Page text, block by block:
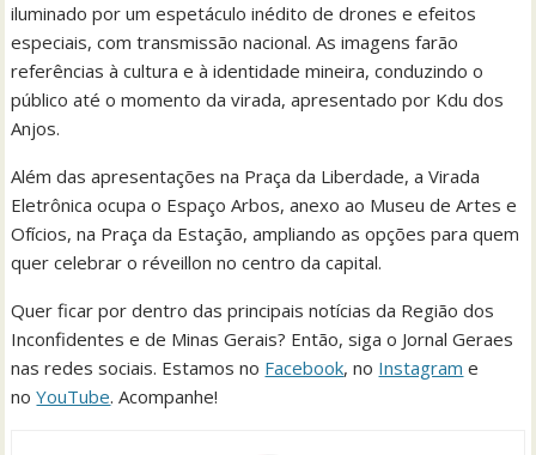
iluminado por um espetáculo inédito de drones e efeitos
especiais, com transmissão nacional. As imagens farão
referências à cultura e à identidade mineira, conduzindo o
público até o momento da virada, apresentado por Kdu dos
Anjos.
Além das apresentações na Praça da Liberdade, a Virada
Eletrônica ocupa o Espaço Arbos, anexo ao Museu de Artes e
Ofícios, na Praça da Estação, ampliando as opções para quem
quer celebrar o réveillon no centro da capital.
Quer ficar por dentro das principais notícias da Região dos
Inconfidentes e de Minas Gerais? Então, siga o Jornal Geraes
nas redes sociais. Estamos no Facebook, no Instagram e
noYouTube. Acompanhe!